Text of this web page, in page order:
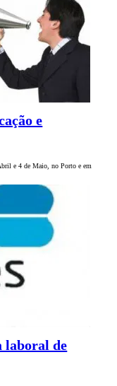
e
e 4 de Maio, no Porto e em
laboral de